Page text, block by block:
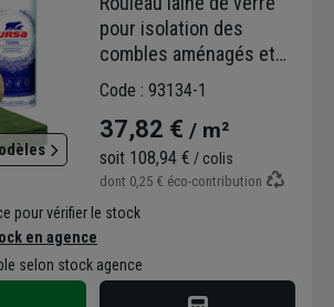
pour isolation des
combles aménagés et
combles perdus - MRK
2,40 m x 1,20 m - ép.280
mm
Code : 93134-1
37,82 € / m²
soit 108,94 € / colis
dont 0,25 € éco-contribution
pour vérifier le stock
en agence
selon stock agence